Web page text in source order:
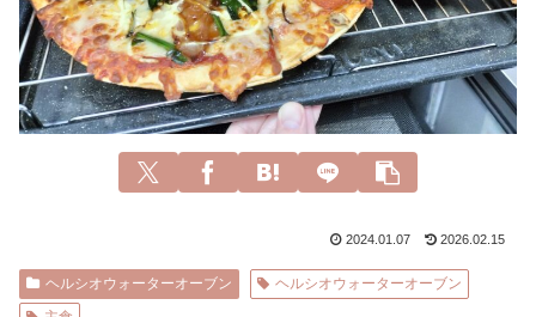
2024.01.07 2026.02.15
ヘルシオウォーターオーブン
ヘルシオウォーターオーブン